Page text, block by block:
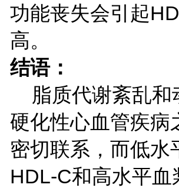
功能丧失会引起
高。
结语：
脂质代谢紊乱和
硬化性心血管疾病
密切联系，而低水
HDL-C和高水平血